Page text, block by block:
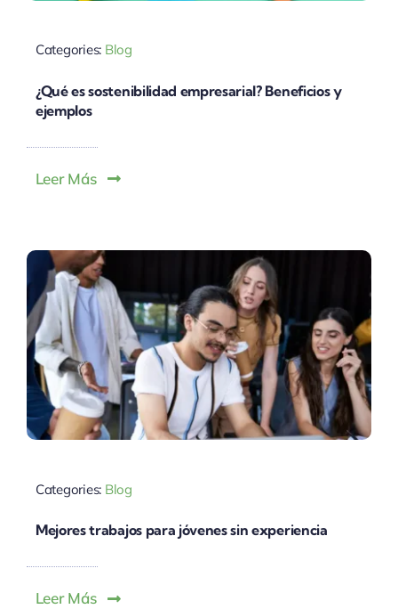
Categories: Blog
¿Qué es sostenibilidad empresarial? Beneficios y
ejemplos
Leer Más
Categories: Blog
Mejores trabajos para jóvenes sin experiencia
Leer Más